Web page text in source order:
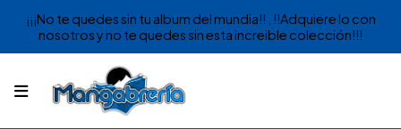
¡¡¡No te quedes sin tu album del mundia!! , !!Adquiere lo con
nosotros y no te quedes sin esta increible colección!!!